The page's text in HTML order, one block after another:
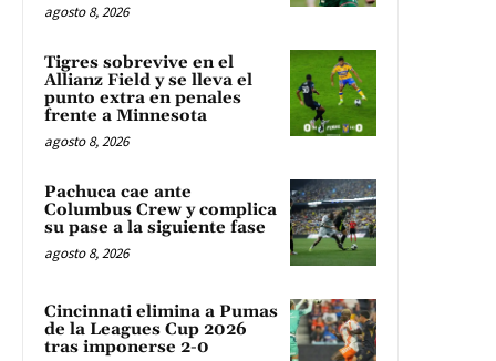
agosto 8, 2026
Tigres sobrevive en el
Allianz Field y se lleva el
punto extra en penales
frente a Minnesota
agosto 8, 2026
Pachuca cae ante
Columbus Crew y complica
su pase a la siguiente fase
agosto 8, 2026
Cincinnati elimina a Pumas
de la Leagues Cup 2026
tras imponerse 2-0